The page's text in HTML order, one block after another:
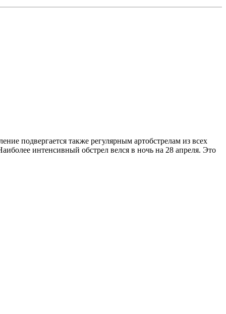
подвергается также регулярным артобстрелам из всех
интенсивный обстрел велся в ночь на 28 апреля. Это